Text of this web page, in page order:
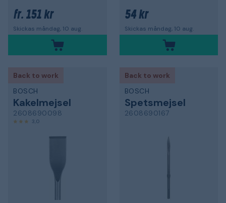
fr. 151 kr
Skickas måndag, 10 aug.
54 kr
Skickas måndag, 10 aug.
Back to work
BOSCH
Kakelmejsel
2608690098
3,0
Back to work
BOSCH
Spetsmejsel
2608690167